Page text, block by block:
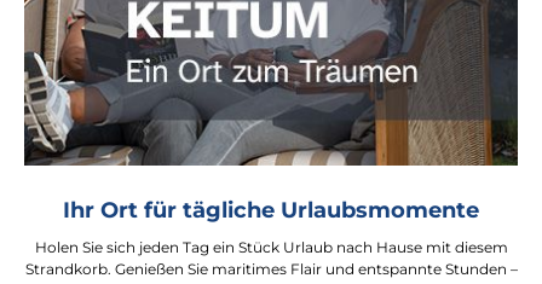
Ihr Ort für tägliche Urlaubsmomente
Holen Sie sich jeden Tag ein Stück Urlaub nach Hause mit diesem
Strandkorb. Genießen Sie maritimes Flair und entspannte Stunden –